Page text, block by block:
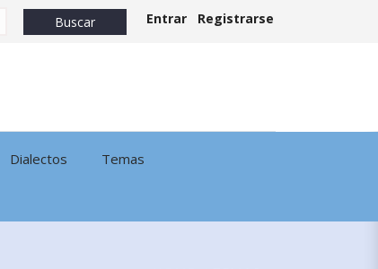
Entrar Registrarse
Dialectos Temas